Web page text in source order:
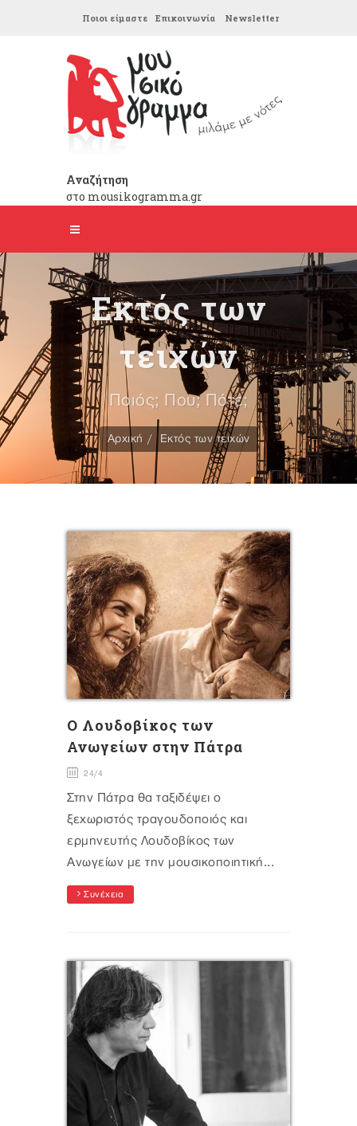
Ποιοι είμαστε Επικοινωνία Newsletter
Αναζήτηση
στο mousikogramma.gr
Εκτός των
τειχών
Ποιός; Που; Πότε;
Αρχική Εκτός των τειχών
Ο Λουδοβίκος των
Ανωγείων στην Πάτρα
24/4
Στην Πάτρα θα ταξιδέψει ο
ξεχωριστός τραγουδοποιός και
ερμηνευτής Λουδοβίκος των
Ανωγείων με την μουσικοποιητική...
Συνέχεια